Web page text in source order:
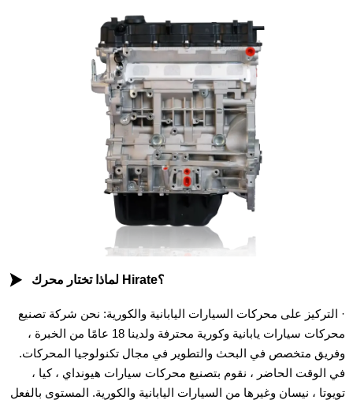
 لماذا تختار محرك Hirate؟
· التركيز على محركات السيارات اليابانية والكورية: نحن شركة تصنيع
محركات سيارات يابانية وكورية محترفة ولدينا 18 عامًا من الخبرة ،
وفريق متخصص في البحث والتطوير في مجال تكنولوجيا المحركات.
في الوقت الحاضر ، نقوم بتصنيع محركات سيارات هيونداي ، كيا ،
تويوتا ، نيسان وغيرها من السيارات اليابانية والكورية. المستوى بالفعل